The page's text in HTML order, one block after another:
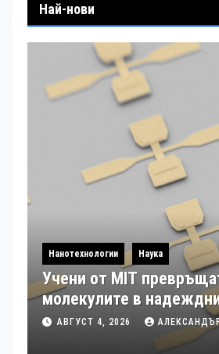
Най-нови
Нанотехнологии Наука
Учени от MIT
молекулите в
електронни устройства
АВГУСТ 4, 2026